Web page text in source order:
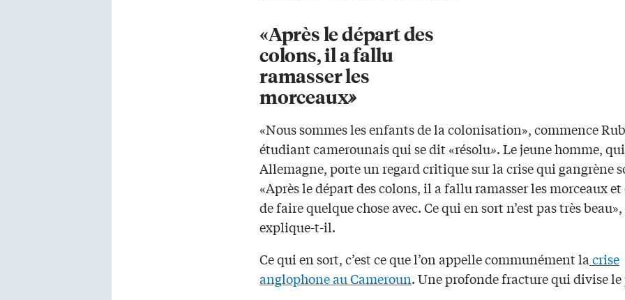
«Après le départ des
colons, il a fallu
ramasser les
morceaux»
«Nous sommes les enfants de la colonisation», commence
étudiant camerounais qui se dit «résolu». Le jeune homme,
Allemagne, porte un regard critique sur la crise qui gangrène
«Après le départ des colons, il a fallu ramasser les morceaux et
de faire quelque chose avec. Ce qui en sort n’est pas très beau»,
explique-t-il.
Ce qui en sort, c’est ce que l’on appelle communément la crise
anglophone au Cameroun. Une profonde fracture qui divise le